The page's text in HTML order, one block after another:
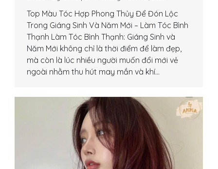
Top Màu Tóc Hợp Phong Thủy Để Đón Lộc
Trong Giáng Sinh Và Năm Mới – Làm Tóc Bình
Thạnh Làm Tóc Bình Thạnh: Giáng Sinh và
Năm Mới không chỉ là thời điểm để làm đẹp,
mà còn là lúc nhiều người muốn đổi mới vẻ
ngoài nhằm thu hút may mắn và khí…